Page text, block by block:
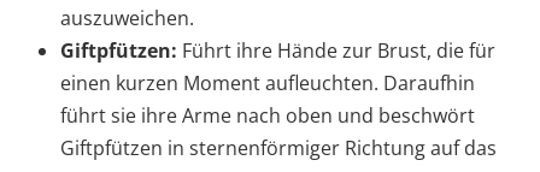
auszuweichen.
Giftpfützen: Führt ihre Hände zur Brust, die für
einen kurzen Moment aufleuchten. Daraufhin
führt sie ihre Arme nach oben und beschwört
Giftpfützen in sternenförmiger Richtung auf das